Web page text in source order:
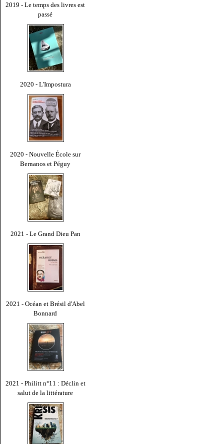
2019 - Le temps des livres est
passé
2020 - L'Impostura
2020 - Nouvelle École sur
Bernanos et Péguy
2021 - Le Grand Dieu Pan
2021 - Océan et Brésil d'Abel
Bonnard
2021 - Philitt n°11 : Déclin et
salut de la littérature